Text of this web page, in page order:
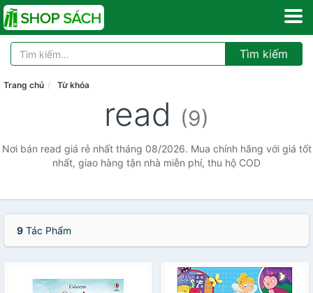
Tìm kiếm
Trang chủ Từ khóa
read (9)
Nơi bán read giá rẻ nhất tháng 08/2026. Mua chính hãng với giá tốt
nhất, giao hàng tận nhà miễn phí, thu hộ COD
9 Tác Phẩm